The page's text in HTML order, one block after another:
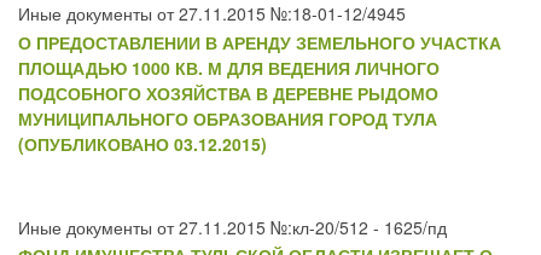
Иные документы от 27.11.2015 №:18-01-12/4945
О ПРЕДОСТАВЛЕНИИ В АРЕНДУ ЗЕМЕЛЬНОГО УЧАСТКА
ПЛОЩАДЬЮ 1000 КВ. М ДЛЯ ВЕДЕНИЯ ЛИЧНОГО
ПОДСОБНОГО ХОЗЯЙСТВА В ДЕРЕВНЕ РЫДОМО
МУНИЦИПАЛЬНОГО ОБРАЗОВАНИЯ ГОРОД ТУЛА
(ОПУБЛИКОВАНО 03.12.2015)
Иные документы от 27.11.2015 №:кл-20/512 - 1625/пд